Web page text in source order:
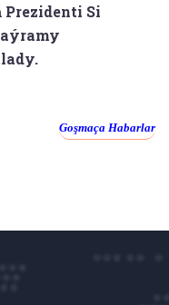
Si
Goşmaça Habarlar